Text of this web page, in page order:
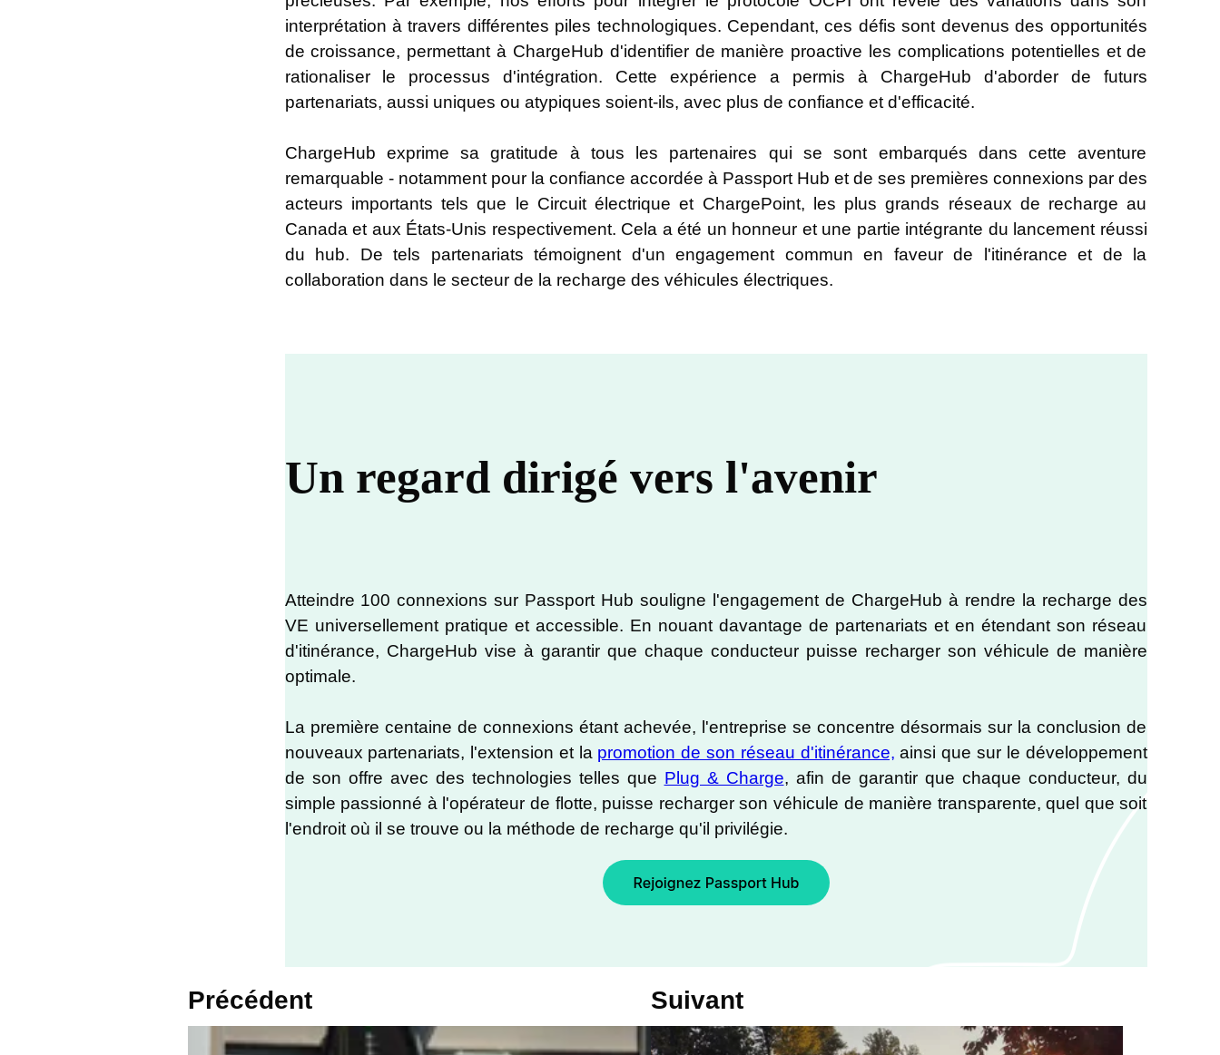
interprétation à travers différentes piles technologiques. Cependant, ces défis sont devenus des opportunités
de croissance, permettant à ChargeHub d'identifier de manière proactive les complications potentielles et de
rationaliser le processus d'intégration. Cette expérience a permis à ChargeHub d'aborder de futurs
partenariats, aussi uniques ou atypiques soient-ils, avec plus de confiance et d'efficacité.
ChargeHub exprime sa gratitude à tous les partenaires qui se sont embarqués dans cette aventure
remarquable - notamment pour la confiance accordée à Passport Hub et de ses premières connexions par des
acteurs importants tels que le Circuit électrique et ChargePoint, les plus grands réseaux de recharge au
Canada et aux États-Unis respectivement. Cela a été un honneur et une partie intégrante du lancement réussi
du hub. De tels partenariats témoignent d'un engagement commun en faveur de l'itinérance et de la
collaboration dans le secteur de la recharge des véhicules électriques.
Un regard dirigé vers l'avenir
Atteindre 100 connexions sur Passport Hub souligne l'engagement de ChargeHub à rendre la recharge des
VE universellement pratique et accessible. En nouant davantage de partenariats et en étendant son réseau
d'itinérance, ChargeHub vise à garantir que chaque conducteur puisse recharger son véhicule de manière
optimale.
La première centaine de connexions étant achevée, l'entreprise se concentre désormais sur la conclusion de
nouveaux partenariats, l'extension et la promotion de son réseau d'itinérance, ainsi que sur le développement
de son offre avec des technologies telles que Plug & Charge, afin de garantir que chaque conducteur, du
simple passionné à l'opérateur de flotte, puisse recharger son véhicule de manière transparente, quel que soit
l'endroit où il se trouve ou la méthode de recharge qu'il privilégie.
Précédent Suivant